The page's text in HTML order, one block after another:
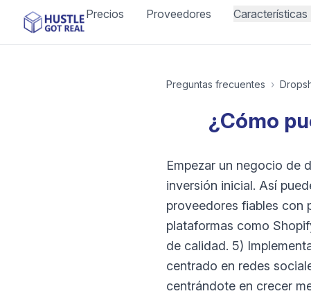
Precios Proveedores Características
Preguntas frecuentes ›
¿Cómo
Empezar un negocio de
inversión inicial. Así
proveedores fiables con
plataformas como
de calidad. 5)
centrado en redes
centrándote en crecer